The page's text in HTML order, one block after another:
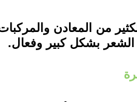
من المعادن
الشعر بشكل كبير وفعال.